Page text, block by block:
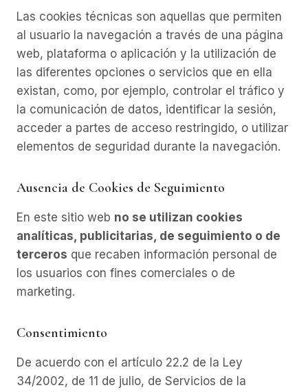
Las cookies técnicas son aquellas que permiten
al usuario la navegación a través de una página
web, plataforma o aplicación y la utilización de
las diferentes opciones o servicios que en ella
existan, como, por ejemplo, controlar el tráfico y
la comunicación de datos, identificar la sesión,
acceder a partes de acceso restringido, o utilizar
elementos de seguridad durante la navegación.
Ausencia de Cookies de Seguimiento
En este sitio web no se utilizan cookies
analíticas, publicitarias, de seguimiento o de
terceros que recaben información personal de
los usuarios con fines comerciales o de
marketing.
Consentimiento
De acuerdo con el artículo 22.2 de la Ley
34/2002, de 11 de julio, de Servicios de la